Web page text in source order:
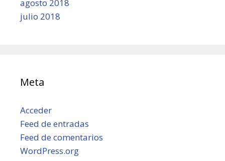
agosto 2018
julio 2018
Meta
Acceder
Feed de entradas
Feed de comentarios
WordPress.org